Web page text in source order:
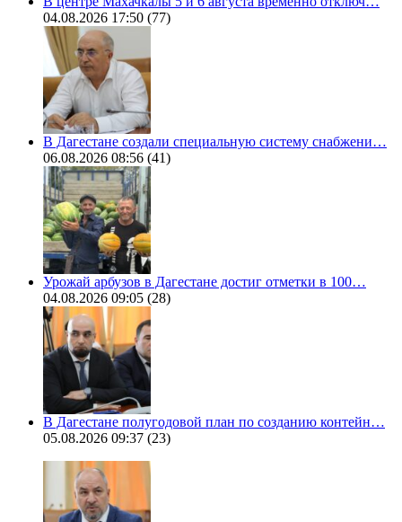
04.08.2026 17:50 (77)
В Дагестане создали специальную систему снабжени…
06.08.2026 08:56 (41)
Урожай арбузов в Дагестане достиг отметки в 100…
04.08.2026 09:05 (28)
В Дагестане полугодовой план по созданию контейн…
05.08.2026 09:37 (23)